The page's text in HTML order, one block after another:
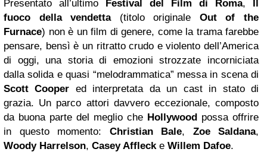
Presentato all’ultimo Festival del Film di Roma, Il
fuoco della vendetta(titolo originale Out of the
Furnace) non è un film di genere, come la trama farebbe
pensare, bensì è un ritratto crudo e violento dell’America
di oggi, una storia di emozioni strozzate incorniciata
dalla solida e quasi “melodrammatica” messa in scena di
Scott Cooper ed interpretata da un cast in stato di
grazia. Un parco attori davvero eccezionale, composto
da buona parte del meglio che Hollywood possa offrire
in questo momento: Christian Bale, Zoe Saldana,
Woody Harrelson, Casey Afflecke Willem Dafoe.